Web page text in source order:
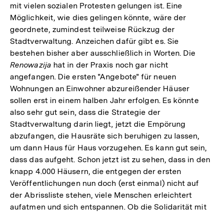
mit vielen sozialen Protesten gelungen ist. Eine
Möglichkeit, wie dies gelingen könnte, wäre der
geordnete, zumindest teilweise Rückzug der
Stadtverwaltung. Anzeichen dafür gibt es. Sie
bestehen bisher aber ausschließlich in Worten. Die
Renowazija hat in der Praxis noch gar nicht
angefangen. Die ersten "Angebote" für neuen
Wohnungen an Einwohner abzureißender Häuser
sollen erst in einem halben Jahr erfolgen. Es könnte
also sehr gut sein, dass die Strategie der
Stadtverwaltung darin liegt, jetzt die Empörung
abzufangen, die Hausräte sich beruhigen zu lassen,
um dann Haus für Haus vorzugehen. Es kann gut sein,
dass das aufgeht. Schon jetzt ist zu sehen, dass in den
knapp 4.000 Häusern, die entgegen der ersten
Veröffentlichungen nun doch (erst einmal) nicht auf
der Abrissliste stehen, viele Menschen erleichtert
aufatmen und sich entspannen. Ob die Solidarität mit